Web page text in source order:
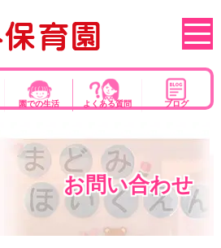
園での生活 よくある質問 ブログ
お問い合わせ